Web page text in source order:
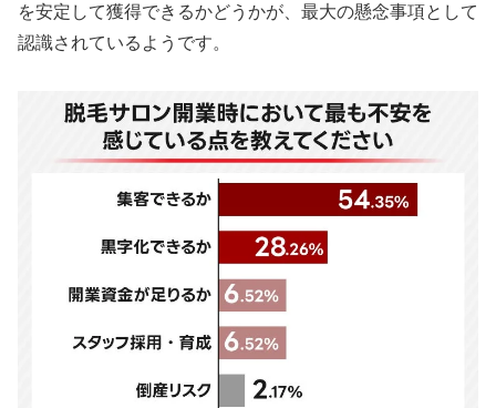
を安定して獲得できるかどうかが、最大の懸念事項として
認識されているようです。